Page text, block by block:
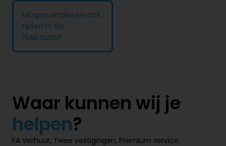
Mogen anderen ook
rijden in de
huurauto?
Waar kunnen wij je
helpen​?
FA Verhuur, Twee vestigingen, Premium service.